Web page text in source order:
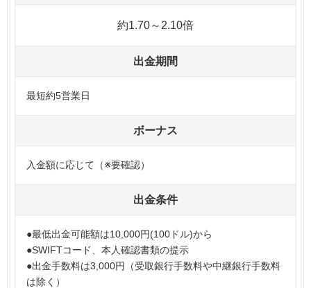
約1.70～2.10倍
出金期間
最短約5営業日
ボーナス
入金額に応じて（※要確認）
出金条件
●最低出金可能額は10,000円(100ドル)から
●SWIFTコード、本人確認書類の提示
●出金手数料は3,000円（受取銀行手数料や中継銀行手数料
は除く）